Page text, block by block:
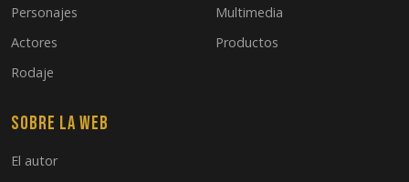
Personajes
Actores
Rodaje
Multimedia
Productos
Sobre la web
El autor